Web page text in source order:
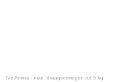
Tas Amina - max. draagvermogen tot 5 kg